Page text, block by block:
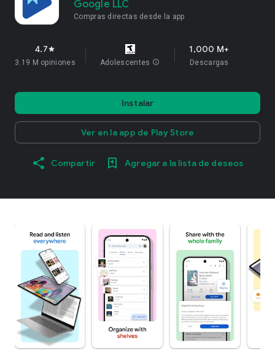
Google LLC
Compras directas desde la app
4.7star
3.19 M opiniones Adolescentes info
1,000 M+
Descargas
Instalar
Ver en la app de Play Store
Compartir Agregar a la lista de deseos